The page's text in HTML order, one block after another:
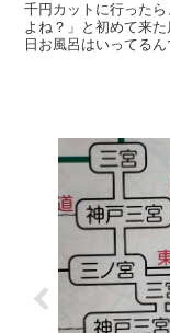
千円カットに行った
よね？」と初めて来
日お風呂はいってる